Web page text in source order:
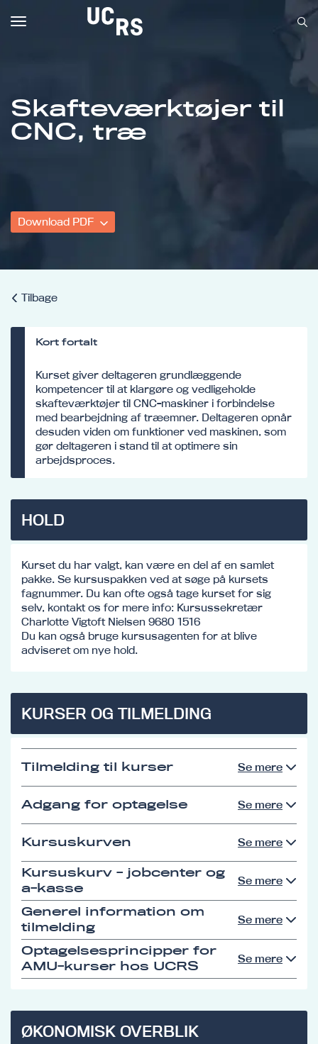
Om UCRS
Skafteværktøjer til
CNC, træ
Download PDF
Tilbage
Kort fortalt
Kurset giver deltageren grundlæggende
kompetencer til at klargøre og vedligeholde
skafteværktøjer til CNC-maskiner i forbindelse
med bearbejdning af træemner. Deltageren opnår
desuden viden om funktioner ved maskinen, som
gør deltageren i stand til at optimere sin
arbejdsproces.
HOLD
Kurset du har valgt, kan være en del af en samlet
pakke. Se kursuspakken ved at søge på kursets
fagnummer. Du kan ofte også tage kurset for sig
selv, kontakt os for mere info: Kursussekretær
Charlotte Vigtoft Nielsen 9680 1516
Du kan også bruge kursusagenten for at blive
adviseret om nye hold.
KURSER OG TILMELDING
Tilmelding til kurser Se mere
Adgang for optagelse Se mere
Kursuskurven Se mere
Kursuskurv - jobcenter og
a-kasse
Se mere
Generel information om
tilmelding
Se mere
Optagelsesprincipper for
AMU-kurser hos UCRS
Se mere
ØKONOMISK OVERBLIK